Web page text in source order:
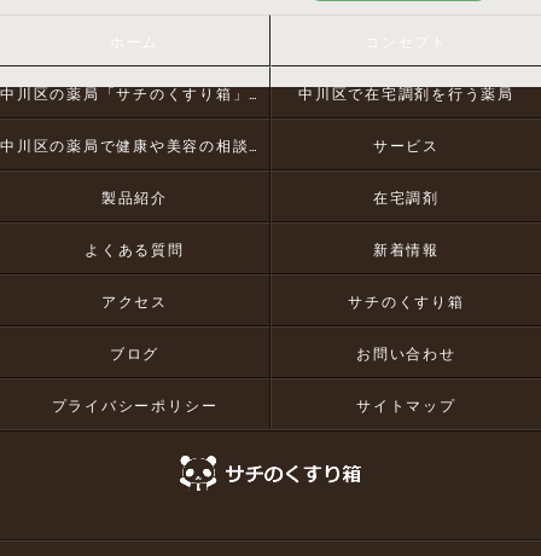
中川区の薬局「サチのくすり箱」とは 中川区で在宅調剤を行う薬局
サービス
製品紹介 在宅調剤
よくある質問 新着情報
アクセス サチのくすり箱
ブログ お問い合わせ
プライバシーポリシー サイトマップ